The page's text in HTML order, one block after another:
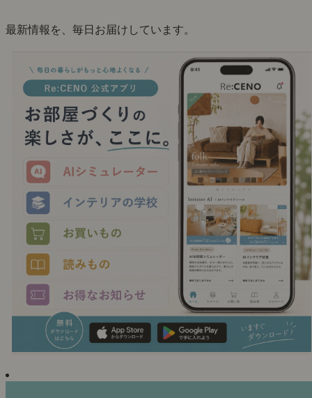
最新情報を、毎日お届けしています。